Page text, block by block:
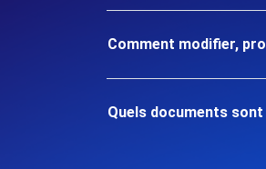
Comment modifier,
Quels documents sont